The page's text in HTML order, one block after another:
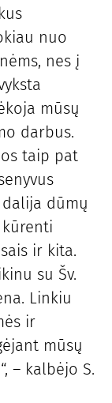
nuo
nes į
mūsų
darbus.
taip pat
dalija dūmų
ir kita.
su Šv.
Linkiu
ir
mūsų
– kalbėjo S.